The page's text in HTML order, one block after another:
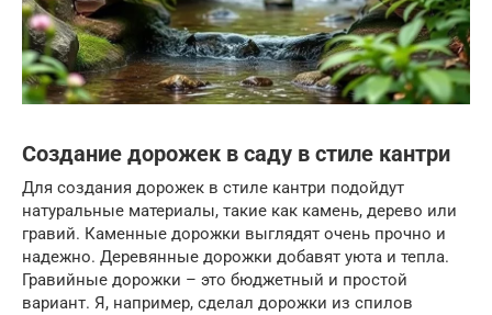
Создание дорожек в саду в стиле кантри
Для создания дорожек в стиле кантри подойдут
натуральные материалы, такие как камень, дерево или
гравий. Каменные дорожки выглядят очень прочно и
надежно. Деревянные дорожки добавят уюта и тепла.
Гравийные дорожки – это бюджетный и простой
вариант. Я, например, сделал дорожки из спилов